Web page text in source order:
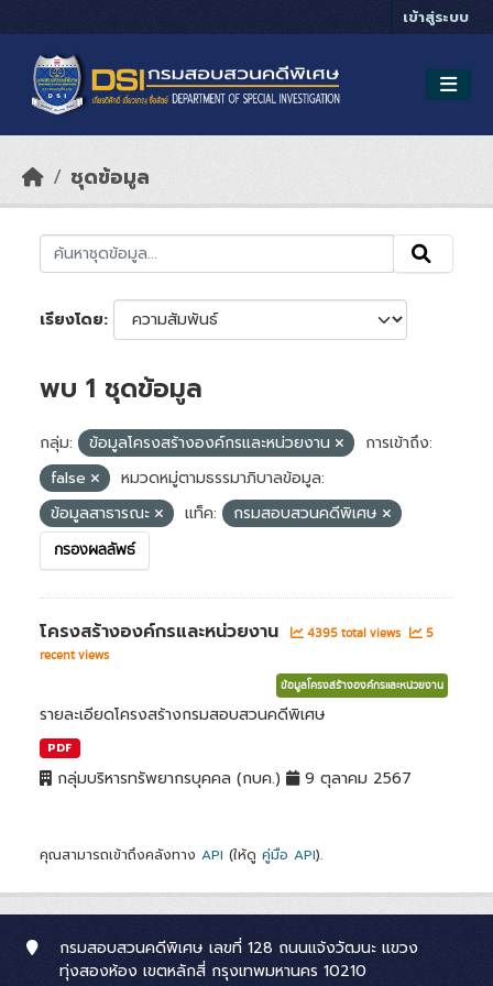
เข้าสู่ระบบ
ชุดข้อมูล
เรียงโดย
พบ 1 ชุดข้อมูล
กลุ่ม: ข้อมูลโครงสร้างองค์กรและหน่วยงาน
การเข้าถึง:
false
หมวดหมู่ตามธรรมาภิบาลข้อมูล:
ข้อมูลสาธารณะ
แท็ค: กรมสอบสวนคดีพิเศษ
กรองผลลัพธ์
โครงสร้างองค์กรและหน่วยงาน 4395 total views
5
recent views
ข้อมูลโครงสร้างองค์กรและหน่วยงาน
รายละเอียดโครงสร้างกรมสอบสวนคดีพิเศษ
PDF
กลุ่มบริหารทรัพยากรบุคคล (กบค.) 9 ตุลาคม 2567
คุณสามารถเข้าถึงคลังทาง API (ให้ดู คู่มือ API).
กรมสอบสวนคดีพิเศษ เลขที่ 128 ถนนแจ้งวัฒนะ แขวง
ทุ่งสองห้อง เขตหลักสี่ กรุงเทพมหานคร 10210